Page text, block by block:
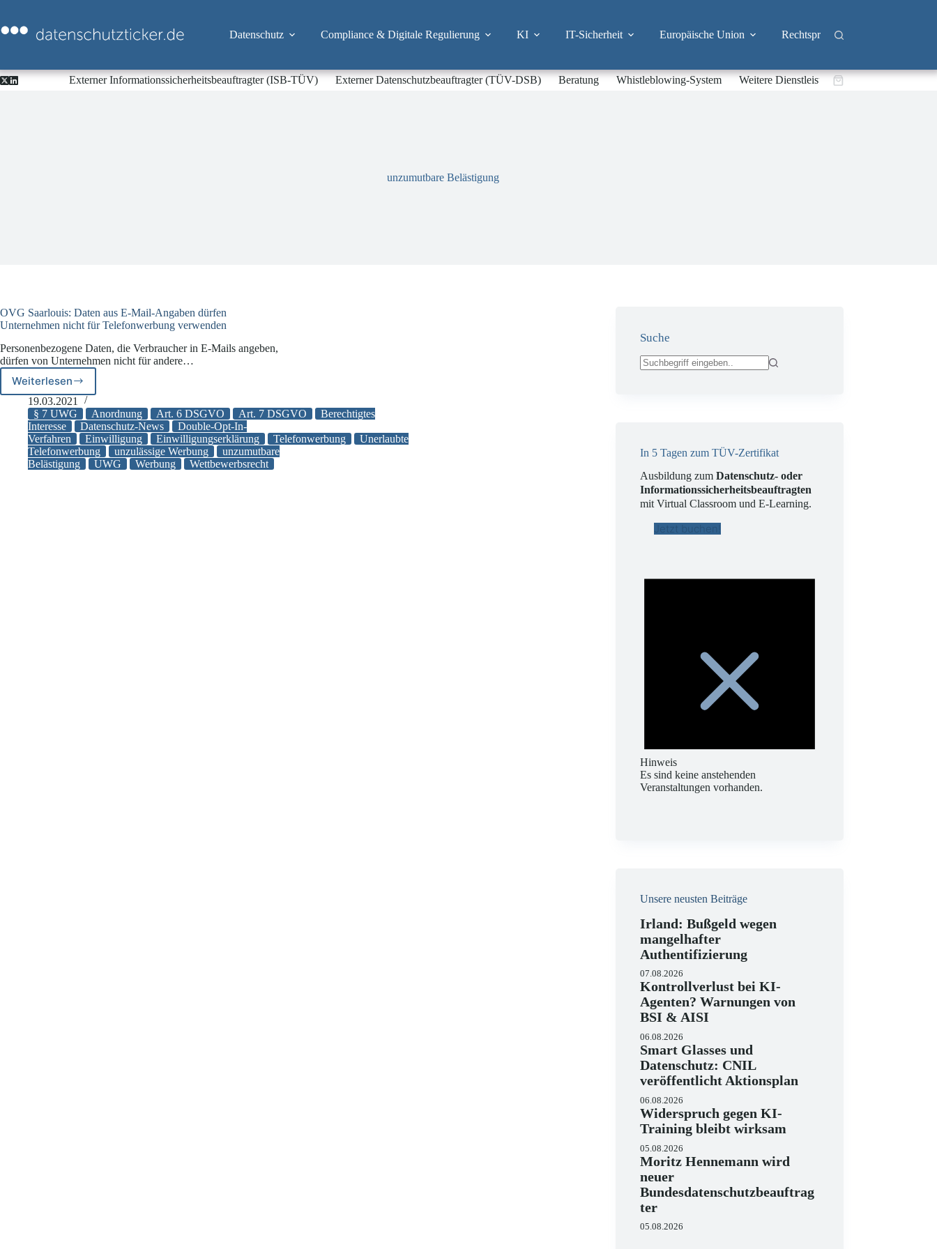
springen
Datenschutz Compliance & Digitale Regulierung KI IT-Sicherheit Europäische Union Rechtsprechung
Externer Informationssicherheitsbeauftragter (ISB-TÜV) Externer Datenschutzbeauftragter (TÜV-DSB) Beratung Whistleblowing-System Weitere DienstleistungenWarenkorb
unzumutbare Belästigung
OVG Saarlouis: Daten aus E-Mail-Angaben dürfen
Unternehmen nicht für Telefonwerbung verwenden
Personenbezogene Daten, die Verbraucher in E-Mails angeben,
dürfen von Unternehmen nicht für andere…
Weiterlesen
OVG
Saarlouis:
Daten
aus
E-
Mail-
Angaben
19.03.2021
§ 7 UWG
Anordnung Art. 6 DSGVO Art. 7 DSGVO
Berechtigtes
Interesse
Datenschutz-News
Double-Opt-In-
Verfahren
Einwilligung Einwilligungserklärung Telefonwerbung
Unerlaubte
Telefonwerbung
unzulässige Werbung
unzumutbare
Belästigung
UWG Werbung Wettbewerbsrecht
Suche
In 5 Tagen zum TÜV-Zertifikat
Ausbildung zumDatenschutz- oder
Informationssicherheitsbeauftragten
mit Virtual Classroom und E-Learning.
Jetzt buchen!
Hinweis
Es sind keine anstehenden
Veranstaltungen vorhanden.
Unsere neusten Beiträge
Irland: Bußgeld wegen
mangelhafter
Authentifizierung
07.08.2026
Kontrollverlust bei KI-
Agenten? Warnungen von
BSI & AISI
06.08.2026
Smart Glasses und
Datenschutz: CNIL
veröffentlicht Aktionsplan
06.08.2026
Widerspruch gegen KI-
Training bleibt wirksam
05.08.2026
Moritz Hennemann wird
neuer
Bundesdatenschutzbeauftrag
ter
05.08.2026